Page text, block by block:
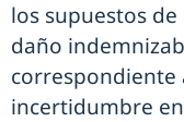
los supuestos
daño
correspondiente
incertidumbre